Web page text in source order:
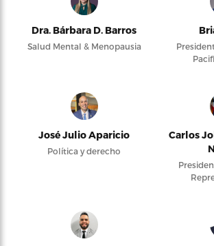
Dra. Bárbara D. Barros
Salud Mental & Menopausia
José Julio Aparicio
Política y derecho
Carlos